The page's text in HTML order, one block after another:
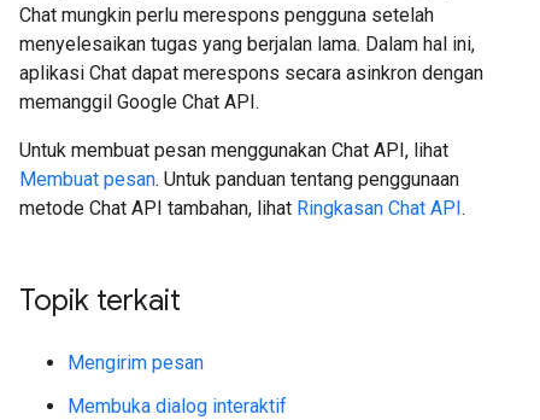
Chat mungkin perlu merespons pengguna setelah
menyelesaikan tugas yang berjalan lama. Dalam hal ini,
aplikasi Chat dapat merespons secara asinkron dengan
memanggil Google Chat API.
Untuk membuat pesan menggunakan Chat API, lihat
Membuat pesan. Untuk panduan tentang penggunaan
metode Chat API tambahan, lihat Ringkasan Chat API.
Topik terkait
Mengirim pesan
Membuka dialog interaktif